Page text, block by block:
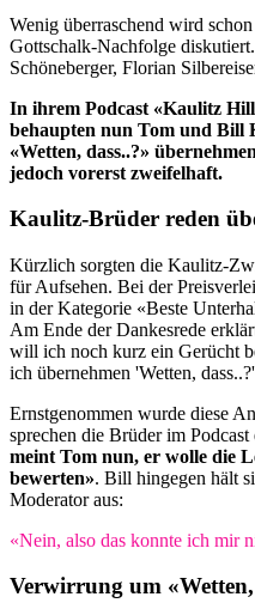
Wenig überraschend wird
Gottschalk-Nachfolge
Schöneberger, Florian
In ihrem Podcast «Kaulitz
behaupten nun Tom und Bill
«Wetten, dass..?»
jedoch vorerst zweifelhaft.
Kaulitz-Brüder reden
Kürzlich sorgten die Kaulitz-
für Aufsehen. Bei der
in der Kategorie «Beste
Am Ende der Dankesrede
will ich noch kurz ein Gerücht
ich übernehmen 'Wetten,
Ernstgenommen wurde diese
sprechen die Brüder im Podcast
meint Tom nun, er wolle die
bewerten». Bill hingegen hält
Moderator aus:
«Nein, also das konnte ich mir
Verwirrung um